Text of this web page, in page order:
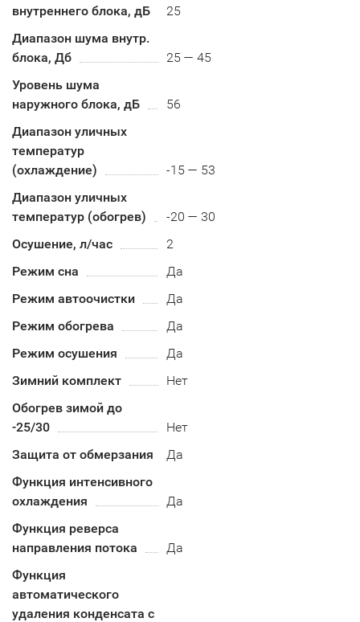
внутреннего блока, дБ
25
Диапазон шума внутр.
блока, Дб
25 — 45
Уровень шума
наружного блока, дБ
56
Диапазон уличных
температур
(охлаждение)
-15 — 53
Диапазон уличных
температур (обогрев)
-20 — 30
Осушение, л/час
2
Режим сна
Да
Режим автоочистки
Да
Режим обогрева
Да
Режим осушения
Да
Зимний комплект
Нет
Обогрев зимой до
-25/30
Нет
Защита от обмерзания
Да
Функция интенсивного
охлаждения
Да
Функция реверса
направления потока
Да
Функция
автоматического
удаления конденсата с